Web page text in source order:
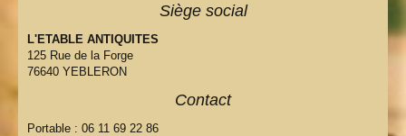
Siège social
L'ETABLE ANTIQUITES
125 Rue de la Forge
76640 YEBLERON
Contact
Portable : 06 11 69 22 86